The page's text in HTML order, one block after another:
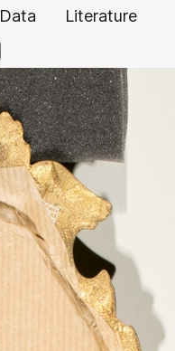
Data Literature